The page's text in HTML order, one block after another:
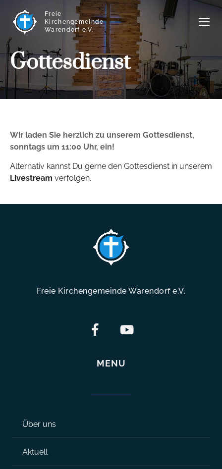
Freie
Kirchengemeinde
Warendorf e.V.
Gottesdienst
Wir laden Sie herzlich zu unserem Gottesdienst,
sonntags um 11:00 Uhr, ein!
Alternativ kannst Du gerne den Gottesdienst in unserem
Livestream verfolgen.
Freie Kirchengemeinde Warendorf e.V.
MENU
Über uns
Aktuell